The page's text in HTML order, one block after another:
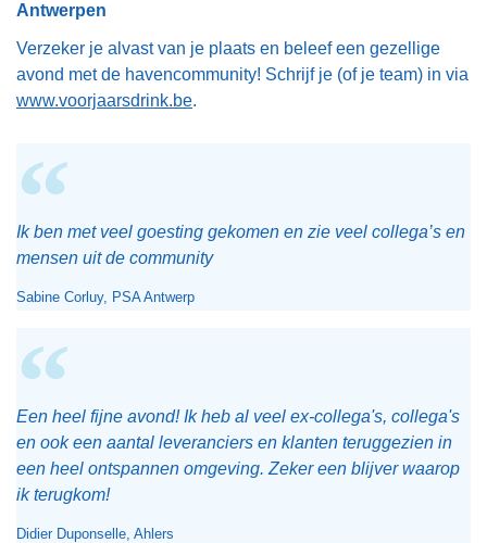
Antwerpen
Verzeker je alvast van je plaats en beleef een gezellige
avond met de havencommunity! Schrijf je (of je team) in via
www.voorjaarsdrink.be.
Ik ben met veel goesting gekomen en zie veel collega’s en
mensen uit de community
Sabine Corluy, PSA Antwerp
Een heel fijne avond! Ik heb al veel ex-collega's, collega's
en ook een aantal leveranciers en klanten teruggezien in
een heel ontspannen omgeving. Zeker een blijver waarop
ik terugkom!
Didier Duponselle, Ahlers